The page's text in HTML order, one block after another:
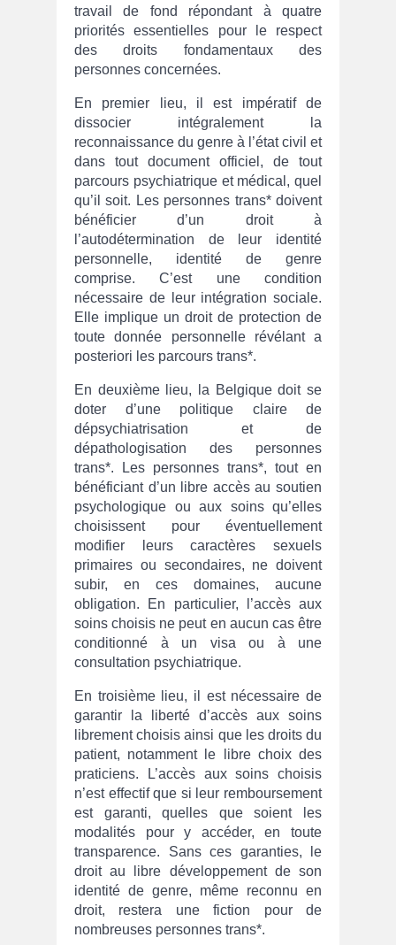
travail de fond répondant à quatre
priorités essentielles pour le respect
des droits fondamentaux des
personnes concernées.
En premier lieu, il est impératif de
dissocier intégralement la
reconnaissance du genre à l’état civil et
dans tout document officiel, de tout
parcours psychiatrique et médical, quel
qu’il soit. Les personnes trans* doivent
bénéficier d’un droit à
l’autodétermination de leur identité
personnelle, identité de genre
comprise. C’est une condition
nécessaire de leur intégration sociale.
Elle implique un droit de protection de
toute donnée personnelle révélant a
posteriori les parcours trans*.
En deuxième lieu, la Belgique doit se
doter d’une politique claire de
dépsychiatrisation et de
dépathologisation des personnes
trans*. Les personnes trans*, tout en
bénéficiant d’un libre accès au soutien
psychologique ou aux soins qu’elles
choisissent pour éventuellement
modifier leurs caractères sexuels
primaires ou secondaires, ne doivent
subir, en ces domaines, aucune
obligation. En particulier, l’accès aux
soins choisis ne peut en aucun cas être
conditionné à un visa ou à une
consultation psychiatrique.
En troisième lieu, il est nécessaire de
garantir la liberté d’accès aux soins
librement choisis ainsi que les droits du
patient, notamment le libre choix des
praticiens. L’accès aux soins choisis
n’est effectif que si leur remboursement
est garanti, quelles que soient les
modalités pour y accéder, en toute
transparence. Sans ces garanties, le
droit au libre développement de son
identité de genre, même reconnu en
droit, restera une fiction pour de
nombreuses personnes trans*.